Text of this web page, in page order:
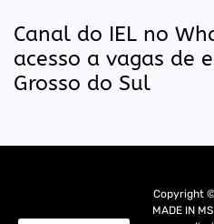
Canal do IEL no
acesso a vagas de
Grosso do Sul
Copyright
MADE IN